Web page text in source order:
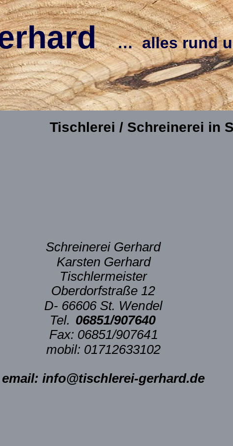
Tischlerei / Schreinerei in
Schreinerei Gerhard
Karsten Gerhard
Tischlermeister
Oberdorfstraße 12
D- 66606 St. Wendel
Tel. 06851/907640
Fax: 06851/907641
mobil: 01712633102
email: info@tischlerei-gerhard.de
…  alles rund